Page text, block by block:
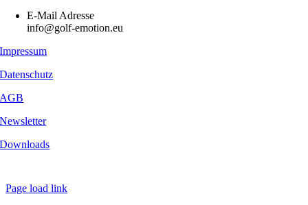
E-Mail Adresse
info@golf-emotion.eu
Impressum
Datenschutz
AGB
Newsletter
Downloads
Page load link